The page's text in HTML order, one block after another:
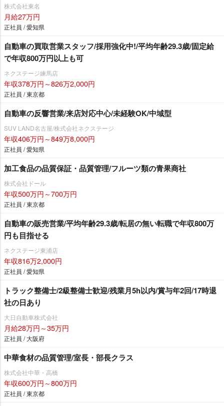
株式会社東名
月給27万円
正社員 / 愛知県
自動車の買取営業スタッフ/採用強化中!/平均年齢29.3歳/固定給
で年収800万円以上も可
ネクステージ練馬店
年収378万円～826万2,000円
正社員 / 東京都
自動車の反響営業/来店対応中心/未経験OK/中域型
SUV LAND名古屋/株式会社ネクステージ
年収406万円～849万8,000円
正社員 / 愛知県
加工食品の品質保証・品質管理/フルーツ類の青果商社
株式会社ドール
年収500万円～700万円
正社員 / 東京都
自動車の販売営業/平均年齢29.3歳/転居の無い転職で年収800万
円も目指せる
ネクステージ東浦店
年収816万2,000円
正社員 / 愛知県
トラック整備士/2級整備士歓迎/残業月5h以内/賞与年2回/17時退
社の日あり
大日自動車株式会社
月給28万円～35万円
正社員 / 大阪府
中華食材の品質管理/室長・部長クラス
株式会社中華・高橋
年収600万円～800万円
正社員 / 東京都